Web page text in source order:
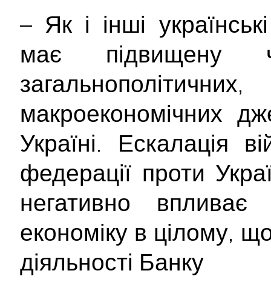
– Як і інші
має підвищену
макроекономічних
Україні. Ескалація
федерації проти
негативно
економіку в цілому,
діяльності Банку